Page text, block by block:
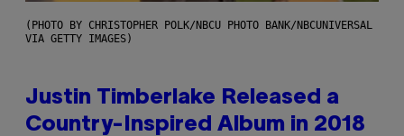
(PHOTO BY CHRISTOPHER POLK/NBCU PHOTO BANK/NBCUNIVERSAL
VIA GETTY IMAGES)
Justin Timberlake Released a
Country-Inspired Album in 2018